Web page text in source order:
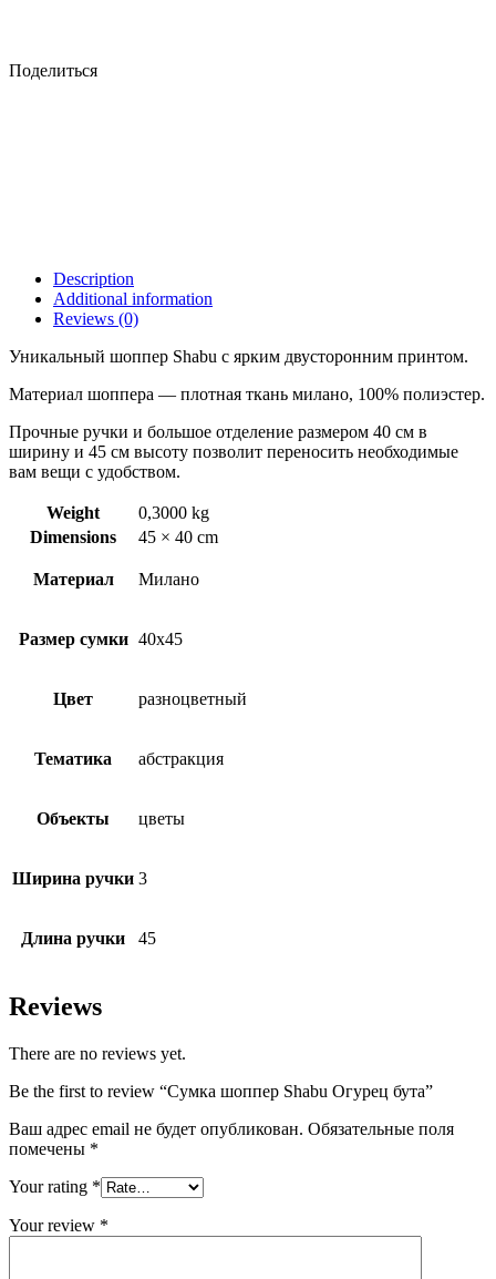
Поделиться
Description
Additional information
Reviews (0)
Уникальный шоппер Shabu с ярким двусторонним принтом.
Материал шоппера — плотная ткань милано, 100% полиэстер.
Прочные ручки и большое отделение размером 40 см в
ширину и 45 см высоту позволит переносить необходимые
вам вещи с удобством.
Weight
0,3000 kg
Dimensions
45 × 40 cm
Материал Милано
Размер сумки 40х45
Цвет разноцветный
Тематика абстракция
Объекты цветы
Ширина ручки 3
Длина ручки 45
Reviews
There are no reviews yet.
Be the first to review “Сумка шоппер Shabu Огурец бута”
Ваш адрес email не будет опубликован. Обязательные поля
помечены *
Your rating *
Your review *